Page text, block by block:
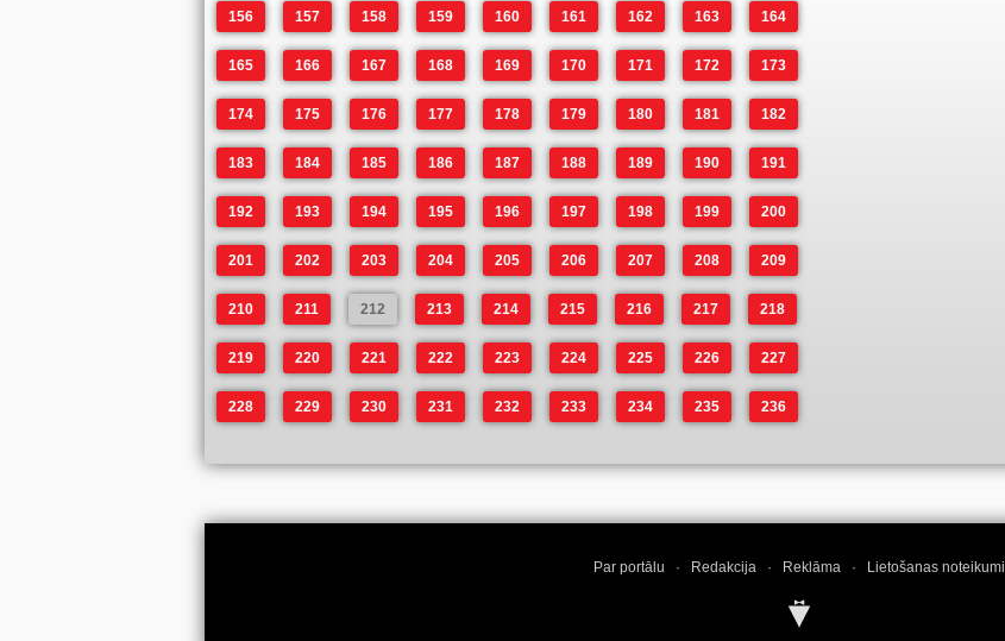
156 157 158 159 160 161 162 163 164
165 166 167 168 169 170 171 172 173
174 175 176 177 178 179 180 181 182
183 184 185 186 187 188 189 190 191
192 193 194 195 196 197 198 199 200
201 202 203 204 205 206 207 208 209
210 211 212 213 214 215 216 217 218
219 220 221 222 223 224 225 226 227
228 229 230 231 232 233 234 235 236
Par portālu · Redakcija · Reklāma · Lietošanas noteikumi